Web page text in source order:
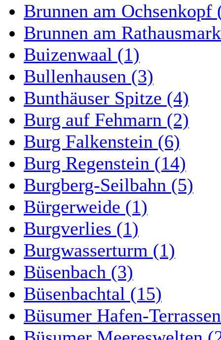
Brunnen am Ochsenkopf
Brunnen am
Buizenwaal (1)
Bullenhausen (3)
Bunthäuser Spitze (4)
Burg auf Fehmarn (2)
Burg Falkenstein (6)
Burg Regenstein (14)
Burgberg-Seilbahn (5)
Bürgerweide (1)
Burgverlies (1)
Burgwasserturm (1)
Büsenbach (3)
Büsenbachtal (15)
Büsumer Hafen-